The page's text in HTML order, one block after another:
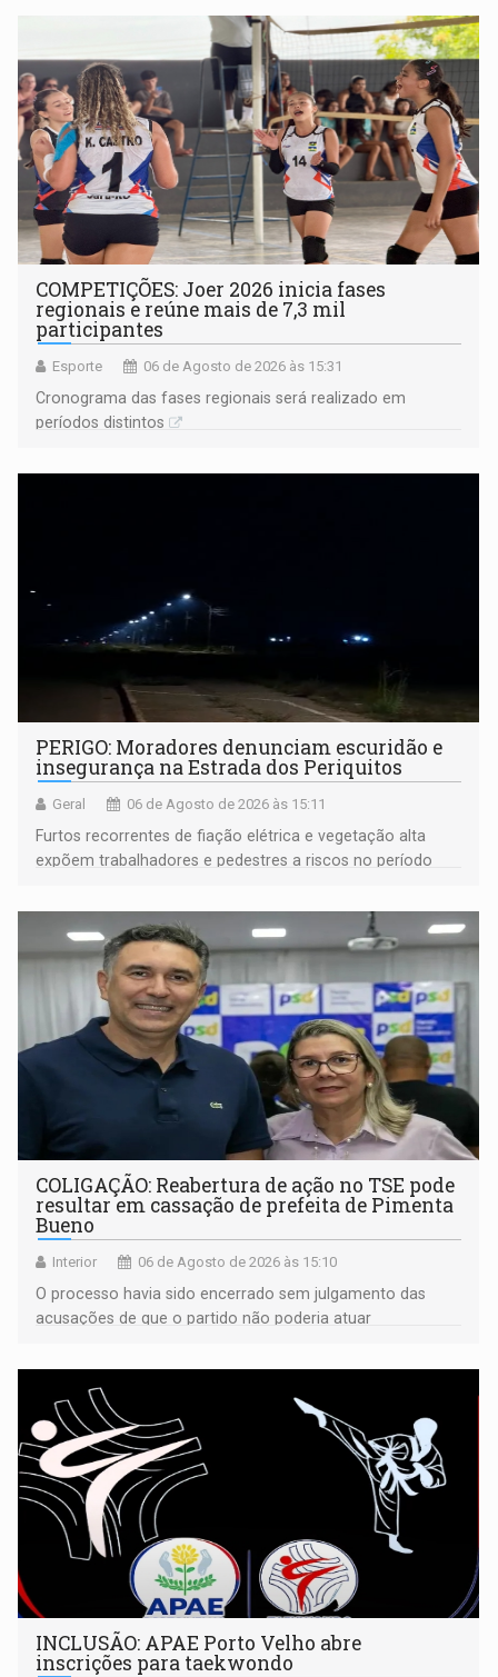
COMPETIÇÕES: Joer 2026 inicia fases
regionais e reúne mais de 7,3 mil
participantes
Esporte 06 de Agosto de 2026 às 15:31
Cronograma das fases regionais será realizado em
períodos distintos
PERIGO: Moradores denunciam escuridão e
insegurança na Estrada dos Periquitos
Geral 06 de Agosto de 2026 às 15:11
Furtos recorrentes de fiação elétrica e vegetação alta
expõem trabalhadores e pedestres a riscos no período
COLIGAÇÃO: Reabertura de ação no TSE pode
resultar em cassação de prefeita de Pimenta
Bueno
Interior 06 de Agosto de 2026 às 15:10
O processo havia sido encerrado sem julgamento das
acusações de que o partido não poderia atuar
INCLUSÃO: APAE Porto Velho abre
inscrições para taekwondo